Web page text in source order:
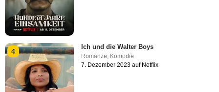
4
Ich und die Walter Boys
Romanze Komödie
7. Dezember 2023 auf Netflix